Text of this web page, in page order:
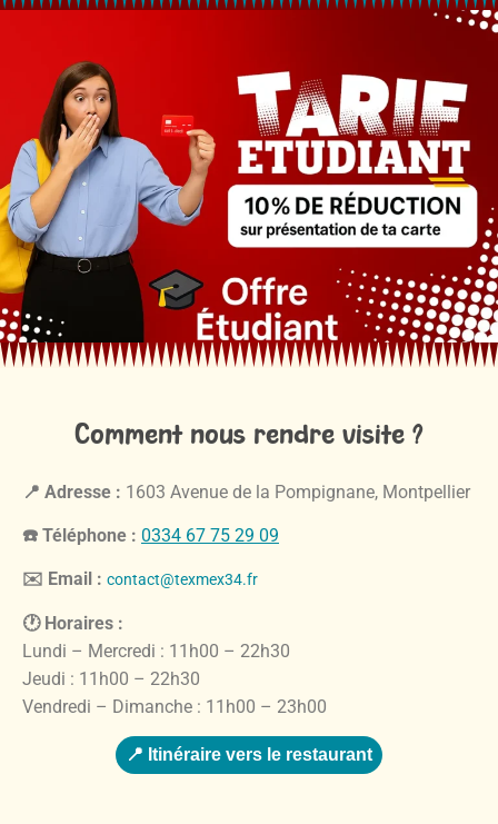
Comment nous rendre visite ?
📍 Adresse : 1603 Avenue de la Pompignane, Montpellier
☎️ Téléphone : 0334 67 75 29 09
✉️ Email : contact@texmex34.fr
🕐 Horaires :
Lundi – Mercredi : 11h00 – 22h30
Jeudi : 11h00 – 22h30
Vendredi – Dimanche : 11h00 – 23h00
📍 Itinéraire vers le restaurant